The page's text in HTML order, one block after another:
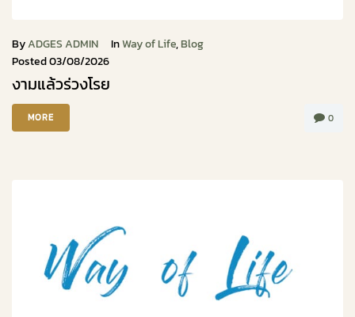
ByADGES ADMIN InWay of Life,Blog
Posted03/08/2026
งามแล้วร่วงโรย
MORE 0